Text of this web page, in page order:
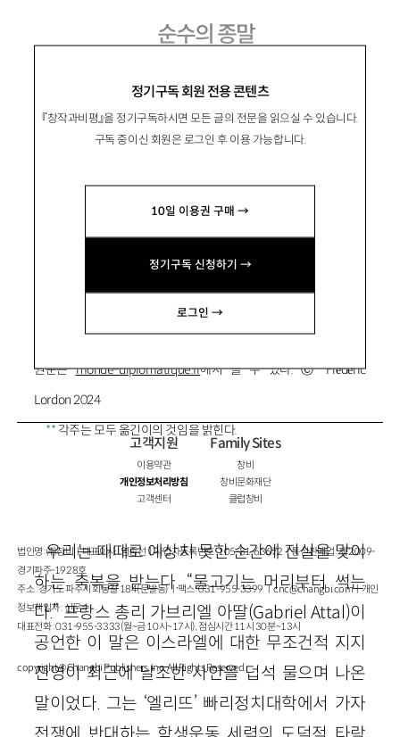
정기구독 회원 전용 콘텐츠
『창작과비평』을 정기구독하시면 모든 글의 전문을 읽으실 수 있습니다.
구독 중이신 회원은 로그인 후 이용 가능합니다.
10일 이용권 구매 →
정기구독 신청하기 →
로그인 →
순수의 종말
프레데리끄 로르동Frédéric Lordon
학연구소장. 저서 『정치적 정서』 등이 있음.
)에 게재된 “End of Innocence”를 저본으로
번역한 것으로, 영어 원문은newleftreview.org/sidecar에서, 불어
원문은monde-diplomatique.fr에서 볼 수 있다. Ⓒ Frédéric
Lordon 2024
** 각주는 모두 옮긴이의 것임을 밝힌다.
우리는 때때로 예상치 못한 순간에 진실을 맞이
하는 축복을 받는다. “물고기는 머리부터 썩는
다.” 프랑스 총리 가브리엘 아딸(Gabriel Attal)이
공언한 이 말은 이스라엘에 대한 무조건적 지지
진영이 최근에 날조한 사안을 덥석 물으며 나온
말이었다. 그는 ‘엘리뜨’ 빠리정치대학에서 가자
고객지원
이용약관
개인정보처리방침
고객센터
Family Sites
창비
창비문화재단
클럽창비
법인명 : ㈜창비ㅣ대표이사 : 염종선ㅣ사업자등록번호 : 105-81-63672ㅣ통신판매업 : 제 2009-
경기파주-1928호
주소 : 경기도 파주시 회동길 184(문발동)ㅣ팩스 : 031-955-3399 ㅣcnc@changbi.comㅣ개인
정보책임자 : 신문수
대표전화 : 031-955-3333(월~금 10시~17시), 점심시간 11시 30분~13시
copyright © Changbi Publishers, inc. All Rights Reserved.